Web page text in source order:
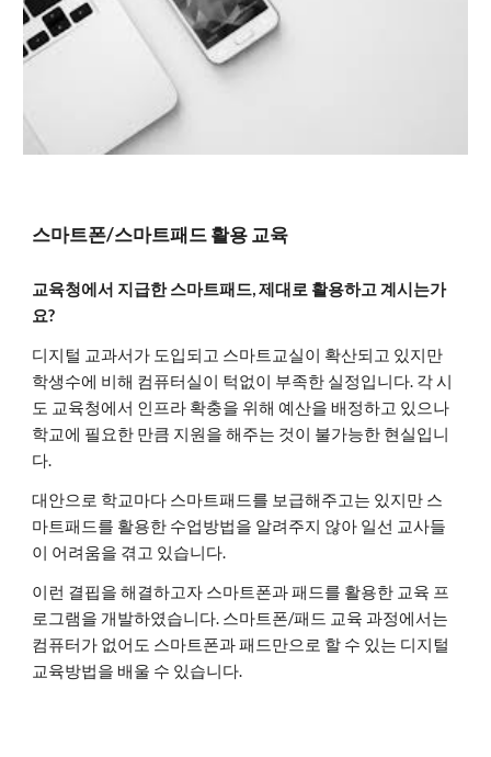
스마트폰/스마트패드 활용 교육
교육청에서 지급한 스마트패드, 제대로 활용하고 계시는가
요?
디지털 교과서가 도입되고 스마트교실이 확산되고 있지만
학생수에 비해 컴퓨터실이 턱없이 부족한 실정입니다. 각 시
도 교육청에서 인프라 확충을 위해 예산을 배정하고 있으나
학교에 필요한 만큼 지원을 해주는 것이 불가능한 현실입니
다.
대안으로 학교마다 스마트패드를 보급해주고는 있지만 스
마트패드를 활용한 수업방법을 알려주지 않아 일선 교사들
이 어려움을 겪고 있습니다.
이런 결핍을 해결하고자 스마트폰과 패드를 활용한 교육 프
로그램을 개발하였습니다. 스마트폰/패드 교육 과정에서는
컴퓨터가 없어도 스마트폰과 패드만으로 할 수 있는 디지털
교육방법을 배울 수 있습니다.